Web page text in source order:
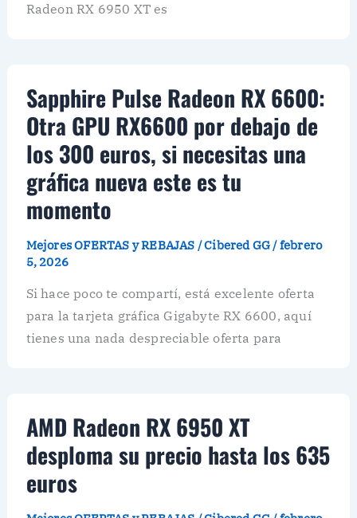
Radeon RX 6950 XT es
Sapphire Pulse Radeon RX 6600:
Otra GPU RX6600 por debajo de
los 300 euros, si necesitas una
gráfica nueva este es tu
momento
Mejores OFERTAS y REBAJAS /Cibered GG/febrero
5, 2026
Si hace poco te compartí, está excelente oferta
para la tarjeta gráfica Gigabyte RX 6600, aquí
tienes una nada despreciable oferta para
AMD Radeon RX 6950 XT
desploma su precio hasta los 635
euros